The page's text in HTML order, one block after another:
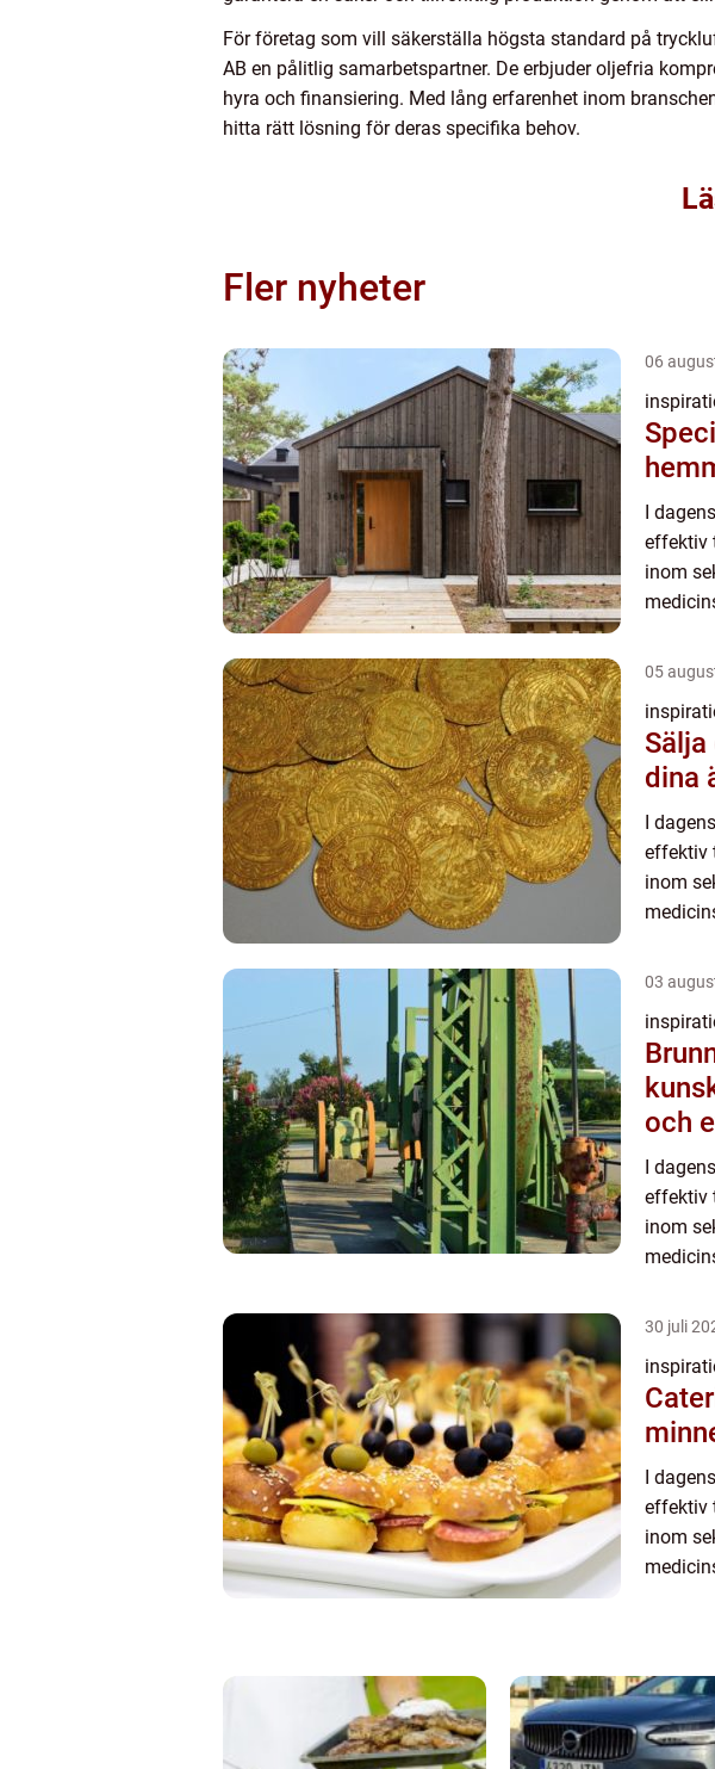
För företag som vill säkerställa högsta standard på
AB en pålitlig samarbetspartner. De erbjuder oljefria
hyra och finansiering. Med lång erfarenhet inom
hitta rätt lösning för deras specifika behov.
Fler nyheter
06
I
effektiv
inom
05
Sälja guld så
dina
I
effektiv
inom
03
och
I
effektiv
inom
30 juli
Catering
I
effektiv
inom